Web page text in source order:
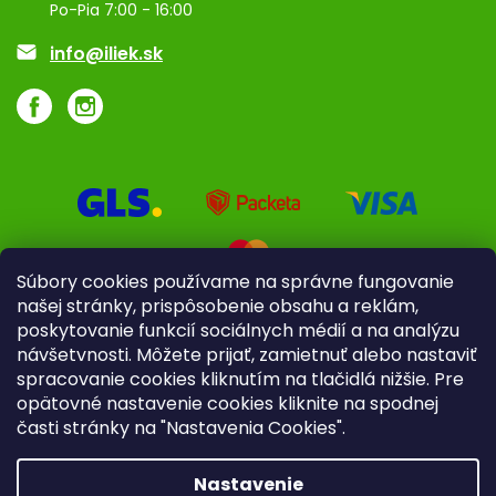
Súbory cookies používame na správne fungovanie
našej stránky, prispôsobenie obsahu a reklám,
poskytovanie funkcií sociálnych médií a na analýzu
návšetvnosti. Môžete prijať, zamietnuť alebo nastaviť
spracovanie cookies kliknutím na tlačidlá nižšie. Pre
opätovné nastavenie cookies kliknite na spodnej
časti stránky na "Nastavenia Cookies".
Nastavenie
Po-Pia 7:00 - 16:00
info@iliek.sk
Pre firmy Poradenstvo
iliek.sk. Všetky práva vyhradené.